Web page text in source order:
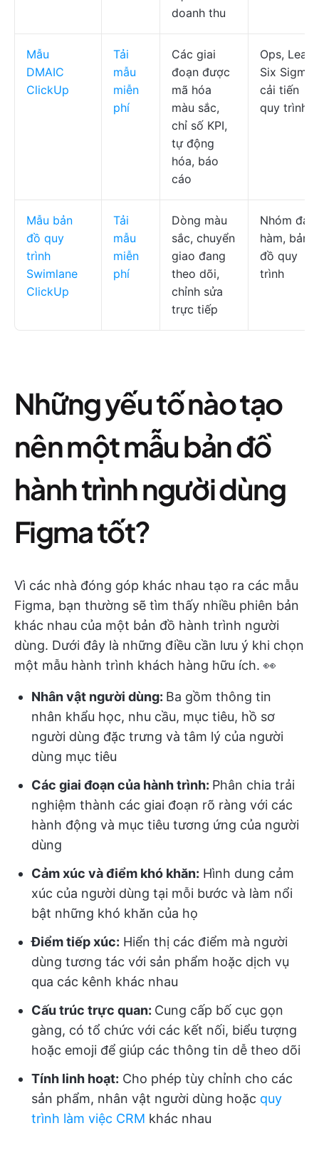
doanh thu
Mẫu
DMAIC
ClickUp
Tải
mẫu
miễn
phí
Các giai
đoạn được
mã hóa
màu sắc,
chỉ số KPI,
tự động
hóa, báo
cáo
Ops, Lean
Six Sigma,
cải tiến
quy trình
Mẫu bản
đồ quy
trình
Swimlane
ClickUp
Tải
mẫu
miễn
phí
Dòng màu
sắc, chuyển
giao đang
theo dõi,
chỉnh sửa
trực tiếp
Nhóm đa
hàm, bản
đồ quy
trình
Những yếu tố nào tạo
nên một mẫu bản đồ
hành trình người dùng
Figma tốt?
Vì các nhà đóng góp khác nhau tạo ra các mẫu
Figma, bạn thường sẽ tìm thấy nhiều phiên bản
khác nhau của một bản đồ hành trình người
dùng. Dưới đây là những điều cần lưu ý khi chọn
một mẫu hành trình khách hàng hữu ích. 👀
Nhân vật người dùng: Ba gồm thông tin
nhân khẩu học, nhu cầu, mục tiêu, hồ sơ
người dùng đặc trưng và tâm lý của người
dùng mục tiêu
Các giai đoạn của hành trình: Phân chia trải
nghiệm thành các giai đoạn rõ ràng với các
hành động và mục tiêu tương ứng của người
dùng
Cảm xúc và điểm khó khăn: Hình dung cảm
xúc của người dùng tại mỗi bước và làm nổi
bật những khó khăn của họ
Điểm tiếp xúc: Hiển thị các điểm mà người
dùng tương tác với sản phẩm hoặc dịch vụ
qua các kênh khác nhau
Cấu trúc trực quan: Cung cấp bố cục gọn
gàng, có tổ chức với các kết nối, biểu tượng
hoặc emoji để giúp các thông tin dễ theo dõi
Tính linh hoạt: Cho phép tùy chỉnh cho các
sản phẩm, nhân vật người dùng hoặc quy
trình làm việc CRM khác nhau